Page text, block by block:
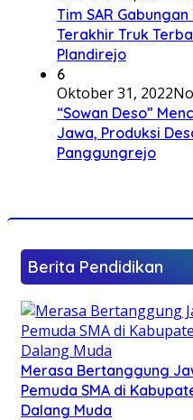
Tim SAR
Terakhir Truk
Plandirejo
6
Oktober 31, 2022
“Sowan Deso”
Jawa, Produksi
Panggungrejo
Berita Pendidikan
Merasa Bertanggung
Pemuda SMA di
Dalang Muda